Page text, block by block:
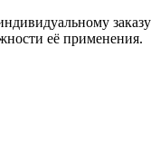
заказу
её применения.